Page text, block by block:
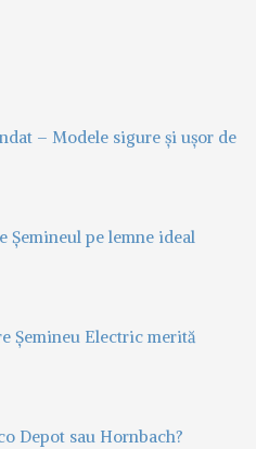
– Modele sigure și ușor de
Șemineul pe lemne ideal
Șemineu Electric merită
Depot sau Hornbach?